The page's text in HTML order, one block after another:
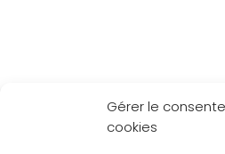
Gérer le
cookies